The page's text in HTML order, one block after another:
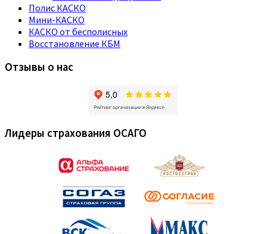
Полис КАСКО
Мини-КАСКО
КАСКО от бесполисных
Восстановление КБМ
Отзывы о нас
Лидеры страхования ОСАГО